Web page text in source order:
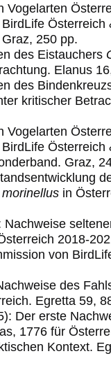
Vogelarten
BirdLife Österreich
250 pp.
des Eistauchers
Elanus
des
kritischer
Vogelarten
Österreich
Graz,
in
2018-
von
des
Egretta 59,
Der erste
1776 für
Kontext.